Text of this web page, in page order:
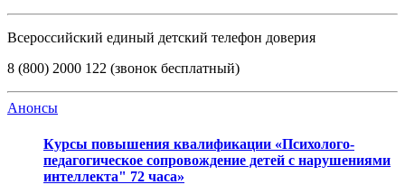
Всероссийский единый детский телефон доверия
8 (800) 2000 122 (звонок бесплатный)
Анонсы
Курсы повышения квалификации «Психолого-
педагогическое сопровождение детей с нарушениями
интеллекта" 72 часа»